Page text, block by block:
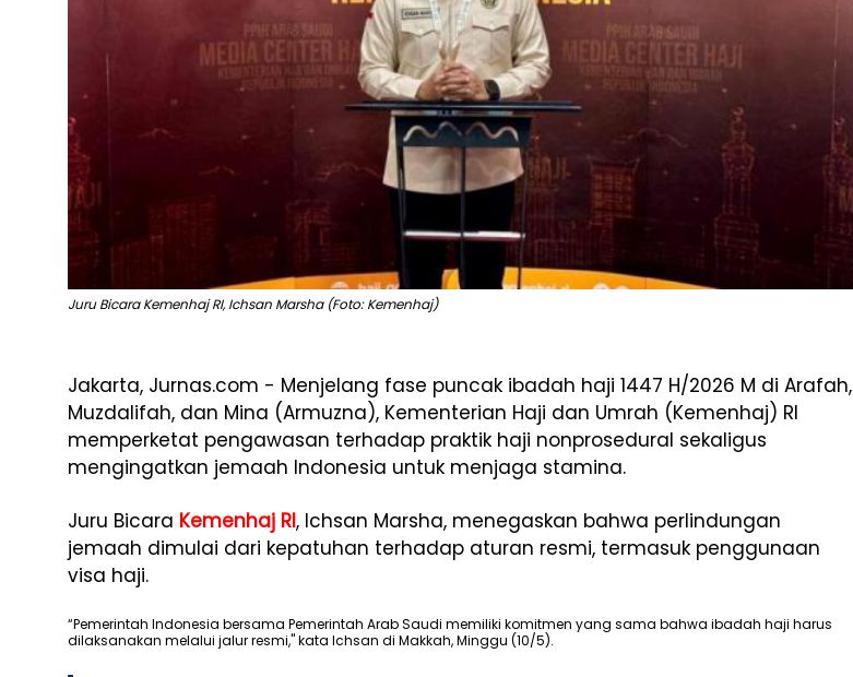
Juru Bicara Kemenhaj RI, Ichsan Marsha (Foto: Kemenhaj)
Jakarta, Jurnas.com - Menjelang fase puncak ibadah haji 1447 H/2026 M di Arafah,
Muzdalifah, dan Mina (Armuzna), Kementerian Haji dan Umrah (Kemenhaj) RI
memperketat pengawasan terhadap praktik haji nonprosedural sekaligus
mengingatkan jemaah Indonesia untuk menjaga stamina.
Juru Bicara Kemenhaj RI, Ichsan Marsha, menegaskan bahwa perlindungan
jemaah dimulai dari kepatuhan terhadap aturan resmi, termasuk penggunaan
visa haji.
“Pemerintah Indonesia bersama Pemerintah Arab Saudi memiliki komitmen yang sama bahwa ibadah haji harus
dilaksanakan melalui jalur resmi," kata Ichsan di Makkah, Minggu (10/5).